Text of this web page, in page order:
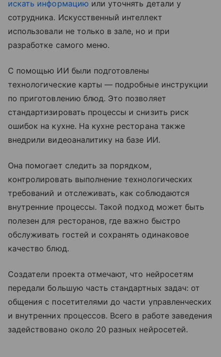
искать информацию или уточнять детали у
сотрудника. Искусственный интеллект
использовали не только в зале, но и при
разработке самого меню.
С помощью ИИ были подготовлены
технологические карты — подробные инструкции
по приготовлению блюд. Это позволяет
стандартизировать процессы и снизить риск
ошибок на кухне. На кухне ресторана также
внедрили видеоаналитику на базе ИИ.
Она помогает следить за порядком,
контролировать выполнение технологических
требований и отслеживать, как соблюдаются
внутренние процессы. Такой подход может быть
полезен для ресторанов, где важно быстро
обслуживать гостей и сохранять одинаковое
качество блюд.
Создатели проекта отмечают, что нейросетям
передали большую часть стандартных задач: от
общения с посетителями до части управленческих
и внутренних процессов. Всего в работе заведения
задействовано около 20 разных нейросетей.